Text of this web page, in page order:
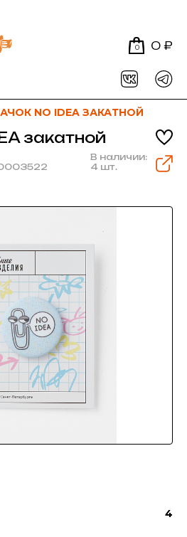
0 0 ₽
NO IDEA ЗАКАТНОЙ
закатной
В наличии:
4 шт.
4